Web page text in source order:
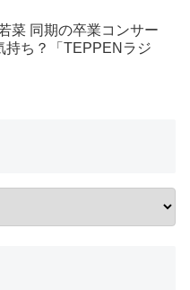
菜 同期の卒業コンサー
持ち？「TEPPENラジ